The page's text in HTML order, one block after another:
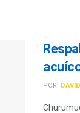
POR: DAVID